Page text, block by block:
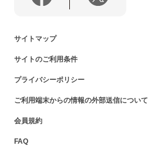
サイトマップ
サイトのご利用条件
プライバシーポリシー
ご利用端末からの情報の外部送信について
会員規約
FAQ